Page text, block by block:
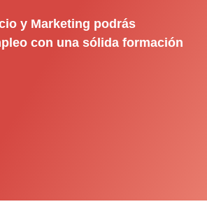
y Marketing podrás
con una sólida formación